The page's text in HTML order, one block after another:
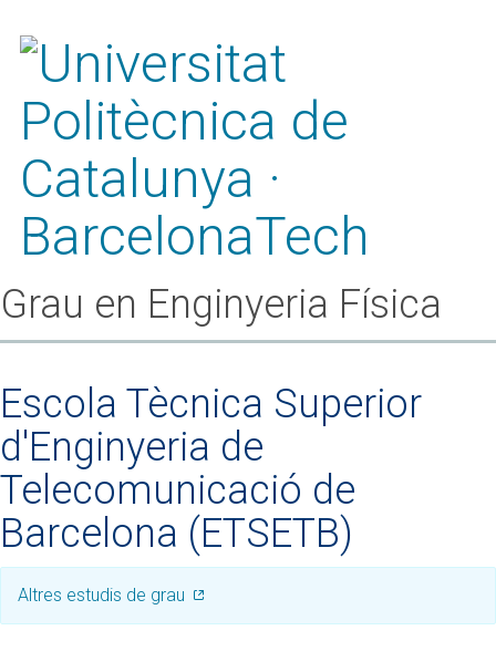
Grau en Enginyeria Física
Escola Tècnica Superior
d'Enginyeria de
Telecomunicació de
Barcelona (ETSETB)
Altres estudis de grau